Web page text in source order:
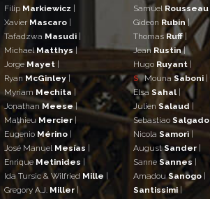
Filip Markiewicz |
Xavier Mascaro |
Tafadzwa Masudi |
MichaelMatthys|
Jorge Mayet |
Ryan McGinley |
Myriam Mechita |
JonathanMeese|
Mathieu Mercier |
Eugenio Mérino |
José Manuel Mesías |
Enrique Metinides |
Ida Tursic & WilfriedMille |
Gregory A.J. Miller|
Samuel Rousseau
Gideon Rubin|
ThomasRuff|
Jean Rustin|
Hugo Ruyant |
S Mouna Saboni |
Elsa Sahal |
JulienSalaud |
Sebastiao Salgado
Nicola Samorì |
AugustSander |
Sanne Sannes |
Amadou Sanogo |
Santissimi |